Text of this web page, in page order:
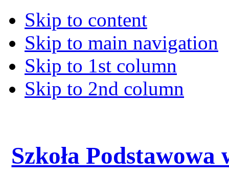
Skip to content
Skip to main navigation
Skip to 1st column
Skip to 2nd column
Szkoła Podstawowa